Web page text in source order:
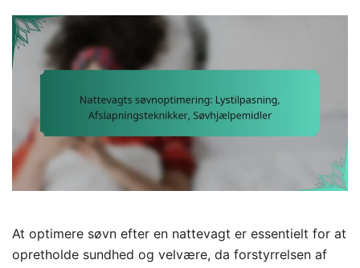
At optimere søvn efter en nattevagt er essentielt for at
opretholde sundhed og velvære, da forstyrrelsen af